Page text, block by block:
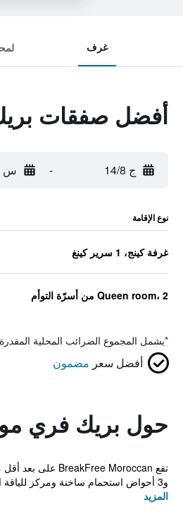
غرف
أفضل صفقات
ج 14/8 - س 15/8
نوع الإقامة
غرفة كينج، 1 سرير كينغ
Queen room، 2 من أسرّة التوأم
*يشمل المجموع الضرائب المحلية
أفضل سعر مضمون
حول بريك فري
و3 أحواض استحمام ساخنة ومركز للياقة البدنية، كما يت...
المزيد